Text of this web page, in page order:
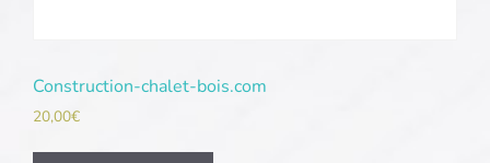
Construction-chalet-bois.com
20,00€